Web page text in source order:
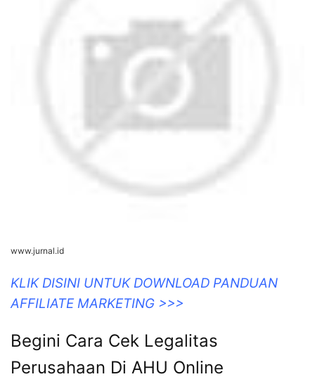
www.jurnal.id
KLIK DISINI UNTUK DOWNLOAD PANDUAN
AFFILIATE MARKETING >>>
Begini Cara Cek Legalitas
Perusahaan Di AHU Online